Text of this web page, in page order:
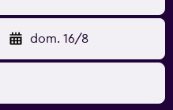
dom. 16/8